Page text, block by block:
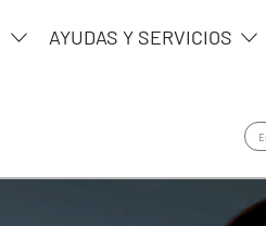
AYUDAS Y SERVICIOS